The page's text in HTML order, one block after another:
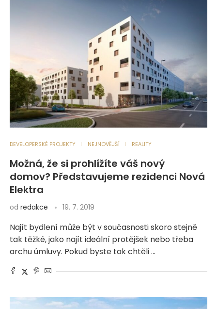
DEVELOPERSKÉ PROJEKTY NEJNOVĚJŠÍ REALITY
Možná, že si prohlížíte váš nový
domov? Představujeme rezidenci Nová
Elektra
od redakce 19. 7. 2019
Najít bydlení může být v současnosti skoro stejně
tak těžké, jako najít ideální protějšek nebo třeba
archu úmluvy. Pokud byste tak chtěli …